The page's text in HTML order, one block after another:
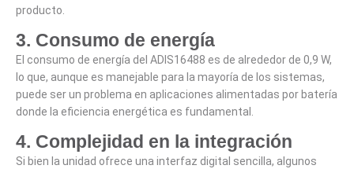
producto.
3. Consumo de energía
El consumo de energía del ADIS16488 es de alrededor de 0,9 W,
lo que, aunque es manejable para la mayoría de los sistemas,
puede ser un problema en aplicaciones alimentadas por batería
donde la eficiencia energética es fundamental.
4. Complejidad en la integración
Si bien la unidad ofrece una interfaz digital sencilla, algunos